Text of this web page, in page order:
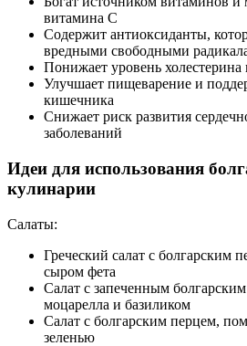
витамина C
Содержит антиоксиданты,
вредными свободными
Понижает уровень холестерина
Улучшает пищеварение и
кишечника
Снижает риск развития
заболеваний
Идеи для использования
кулинарии
Салаты:
Греческий салат с болгарским
сыром фета
Салат с запеченным
моцарелла и базиликом
Салат с болгарским перцем,
зеленью